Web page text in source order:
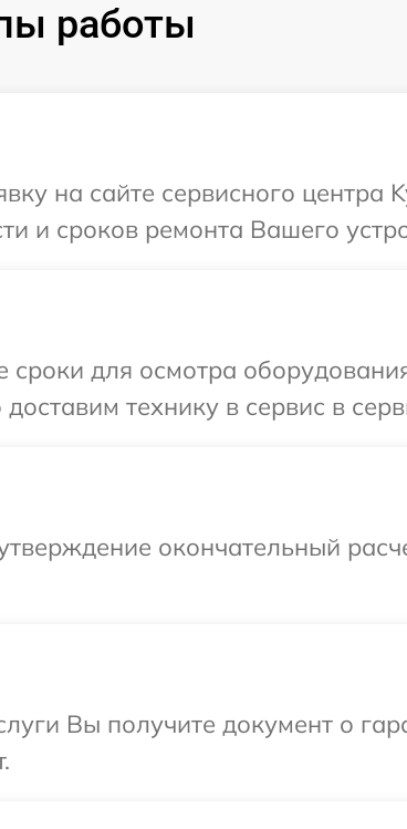
работы
на сайте сервисного центра
и сроков ремонта Вашего
для осмотра
технику в сервис в
окончательный
Вы получите документ о